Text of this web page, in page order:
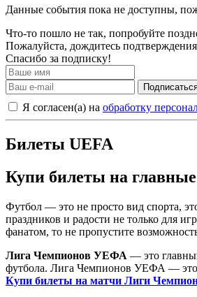
Данные события пока не доступны,
Что-то пошло не так, попробуйте
Пожалуйста, дождитесь
Спасибо за подписку!
Я согласен(а) на обработку
Билеты UEFA
Купи билеты на
Футбол — это не просто вид спорта,
праздников и радости не только для
фанатом, то не пропустите
Лига Чемпионов УЕФА — это
футбола. Лига Чемпионов УЕФА — это
Купи билеты на матчи Лиги